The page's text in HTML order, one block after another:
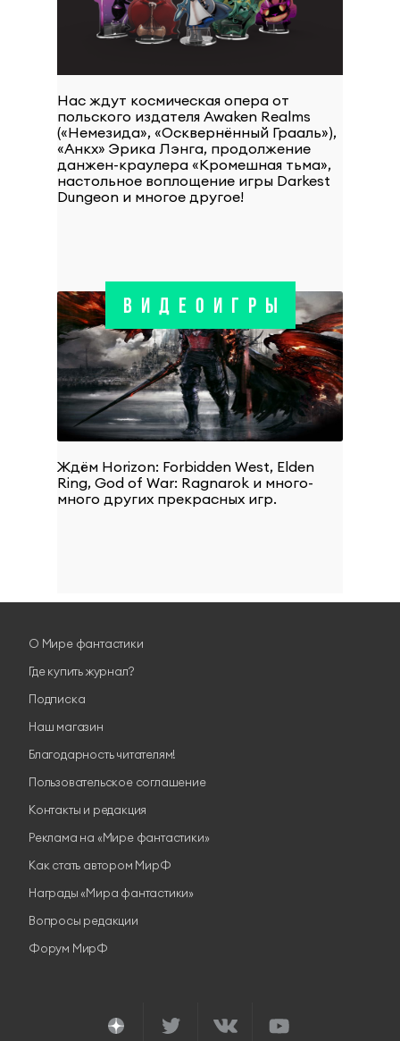
Нас ждут космическая опера от
польского издателя Awaken Realms
(«Немезида», «Осквернённый Грааль»),
«Анкх» Эрика Лэнга, продолжение
данжен-краулера «Кромешная тьма»,
настольное воплощение игры Darkest
Dungeon и многое другое!
ВИДЕОИГРЫ
Ждём Horizon: Forbidden West, Elden
Ring, God of War: Ragnarok и много-
много других прекрасных игр.
О Мире фантастики
Где купить журнал?
Подписка
Наш магазин
Благодарность читателям!
Пользовательское соглашение
Контакты и редакция
Реклама на «Мире фантастики»
Как стать автором МирФ
Награды «Мира фантастики»
Вопросы редакции
Форум МирФ